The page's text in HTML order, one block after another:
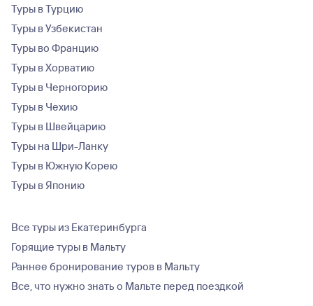
Туры в Турцию
Туры в Узбекистан
Туры во Францию
Туры в Хорватию
Туры в Черногорию
Туры в Чехию
Туры в Швейцарию
Туры на Шри-Ланку
Туры в Южную Корею
Туры в Японию
Все туры из Екатеринбурга
Горящие туры в Мальту
Раннее бронирование туров в Мальту
Все, что нужно знать о Мальте перед поездкой